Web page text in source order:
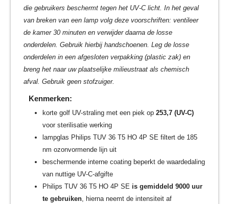
die gebruikers beschermt tegen het UV-C licht. In het geval
van breken van een lamp volg deze voorschriften: ventileer
de kamer 30 minuten en verwijder daarna de losse
onderdelen. Gebruik hierbij handschoenen. Leg de losse
onderdelen in een afgesloten verpakking (plastic zak) en
breng het naar uw plaatselijke milieustraat als chemisch
afval. Gebruik geen stofzuiger.
Kenmerken:
korte golf UV-straling met een piek op253,7 (UV-C)
voor sterilisatie werking
lampglas Philips TUV 36 T5 HO 4P SE filtert de 185
nm ozonvormende lijn uit
beschermende interne coating beperkt de waardedaling
van nuttige UV-C-afgifte
Philips TUV 36 T5 HO 4P SE is gemiddeld 9000 uur
te gebruiken , hierna neemt de intensiteit af